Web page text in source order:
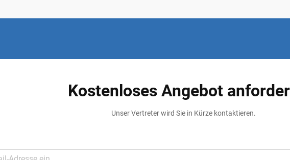
Kostenloses Angebot
Unser Vertreter wird Sie in Kürze kontaktieren.